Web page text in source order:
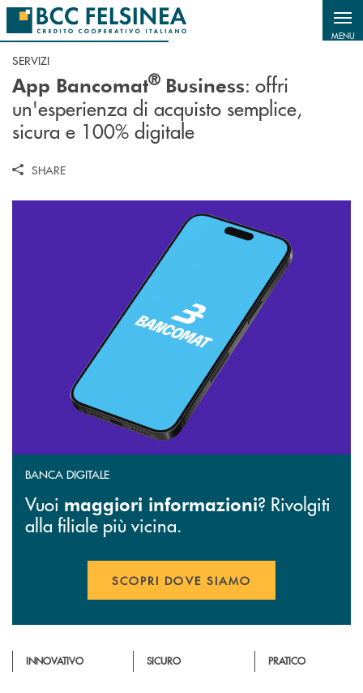
Salta al contenuto principale
MENU
SERVIZI
App Bancomat®Business: offri
un'esperienza di acquisto semplice,
sicura e 100% digitale
SHARE
BANCA DIGITALE
Vuoi maggiori informazioni? Rivolgiti
alla filiale più vicina.
SCOPRI DOVE SIAMO
INNOVATIVO SICURO PRATICO